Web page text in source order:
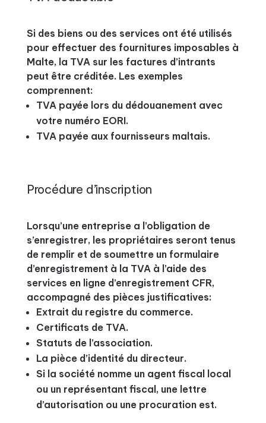
Si des biens ou des services ont été utilisés
pour effectuer des fournitures imposables à
Malte, la TVA sur les factures d’intrants
peut être créditée. Les exemples
comprennent:
TVA payée lors du dédouanement avec
votre numéro EORI.
TVA payée aux fournisseurs maltais.
Procédure d’inscription
Lorsqu’une entreprise a l’obligation de
s’enregistrer, les propriétaires seront tenus
de remplir et de soumettre un formulaire
d’enregistrement à la TVA à l’aide des
services en ligne d’enregistrement CFR,
accompagné des pièces justificatives:
Extrait du registre du commerce.
Certificats de TVA.
Statuts de l’association.
La pièce d’identité du directeur.
Si la société nomme un agent fiscal local
ou un représentant fiscal, une lettre
d’autorisation ou une procuration est.